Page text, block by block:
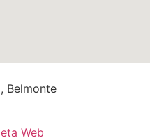
Belmonte
Web